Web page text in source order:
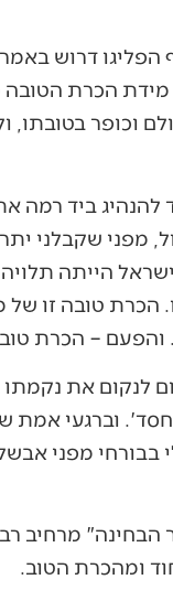
הפליגו דרוש
מידת הכרת
וכופר בטובתו,
ביד רמה
מפני שקבלני
הייתה
הכרת טובה זו
והפעם – הכרת
לנקום את
וברגעי אמת של
בבורחי מפני
מרחיב
ומהכרת הטוב.